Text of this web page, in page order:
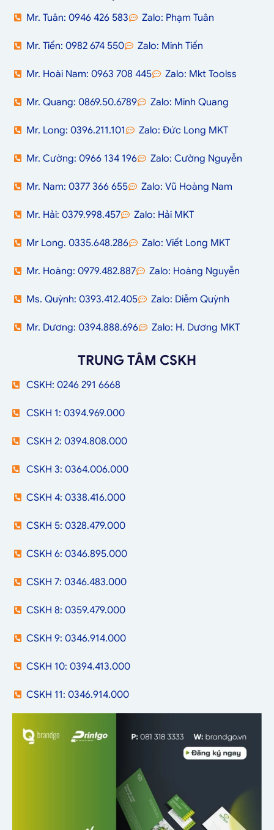
Mr. Tuân: 0946 426 583 Zalo: Phạm Tuân
Mr. Tiến: 0982 674 550 Zalo: Minh Tiến
Mr. Hoài Nam: 0963 708 445 Zalo: Mkt Toolss
Mr. Quang: 0869.50.6789 Zalo: Minh Quang
Mr. Long: 0396.211.101 Zalo: Đức Long MKT
Mr. Cường: 0966 134 196 Zalo: Cường Nguyễn
Mr. Nam: 0377 366 655 Zalo: Vũ Hoàng Nam
Mr. Hải: 0379.998.457 Zalo: Hải MKT
Mr Long. 0335.648.286 Zalo: Viết Long MKT
Mr. Hoàng: 0979.482.887 Zalo: Hoàng Nguyễn
Ms. Quỳnh: 0393.412.405 Zalo: Diễm Quỳnh
Mr. Dương: 0394.888.696 Zalo: H. Dương MKT
TRUNG TÂM CSKH
CSKH: 0246 291 6668
CSKH 1: 0394.969.000
CSKH 2: 0394.808.000
CSKH 3: 0364.006.000
CSKH 4: 0338.416.000
CSKH 5: 0328.479.000
CSKH 6: 0346.895.000
CSKH 7: 0346.483.000
CSKH 8: 0359.479.000
CSKH 9: 0346.914.000
CSKH 10: 0394.413.000
CSKH 11: 0346.914.000